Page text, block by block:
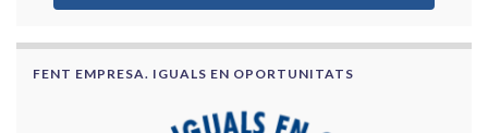
FENT EMPRESA. IGUALS EN OPORTUNITATS